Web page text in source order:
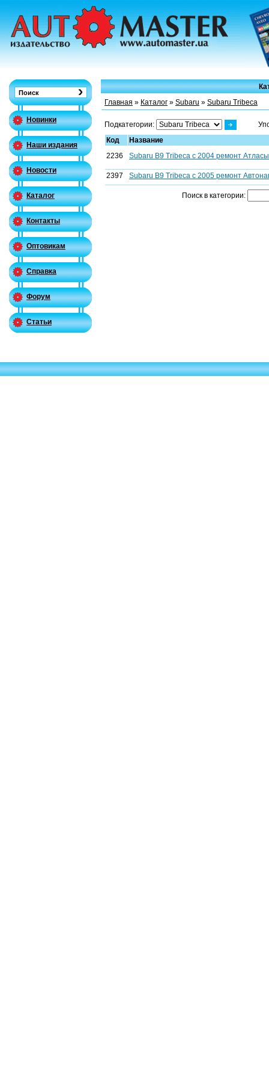
Новинки
Наши издания
Новости
Каталог
Контакты
Оптовикам
Справка
Форум
Статьи
Главная » Каталог » Subaru » Subaru Tribeca
Подкатегории:
Код
Название
2236
Subaru B9 Tribeca c 2004 ремонт
2397 Subaru B9 Tribeca c 2005 ремонт
Поиск в категории: